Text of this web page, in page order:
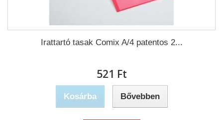
Irattartó tasak Comix A/4 patentos 2...
521 Ft‎
Kosárba Bővebben